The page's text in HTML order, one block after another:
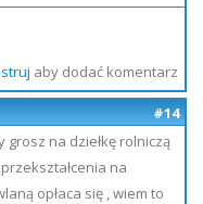
aby dodać komentarz
#14
grosz na dziełkę rolniczą
na
opłaca się , wiem to